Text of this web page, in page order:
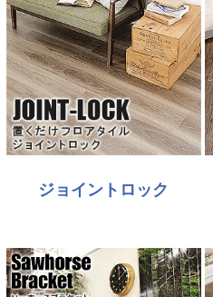
ジョイントロック